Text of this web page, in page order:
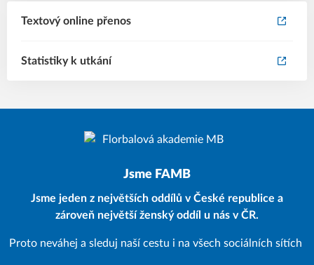
Textový online přenos
Statistiky k utkání
Jsme FAMB
Jsme jeden z největších oddílů v České republice a
zároveň největší ženský oddíl u nás v ČR.
Proto neváhej a sleduj naší cestu i na všech sociálních sítích